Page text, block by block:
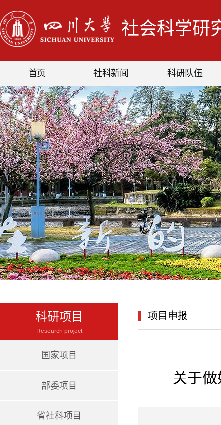
社会科学研
首页 社科新闻 科研队伍
科研项目
Research project
国家项目
部委项目
省社科项目
项目申报
关于